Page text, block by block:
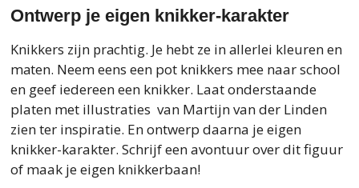
Ontwerp je eigen knikker-karakter
Knikkers zijn prachtig. Je hebt ze in allerlei kleuren en
maten. Neem eens een pot knikkers mee naar school
en geef iedereen een knikker. Laat onderstaande
platen met illustraties van Martijn van der Linden
zien ter inspiratie. En ontwerp daarna je eigen
knikker-karakter. Schrijf een avontuur over dit figuur
of maak je eigen knikkerbaan!